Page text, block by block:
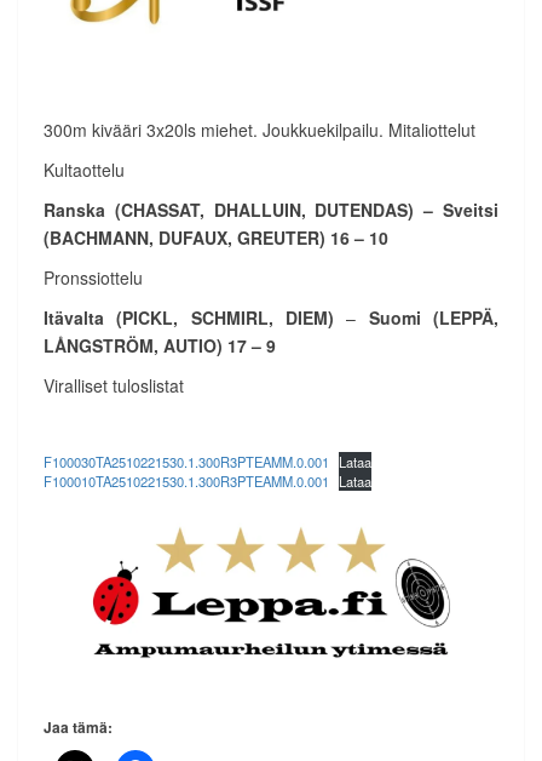
300m kivääri 3x20ls miehet. Joukkuekilpailu. Mitaliottelut
Kultaottelu
Ranska (CHASSAT, DHALLUIN, DUTENDAS) – Sveitsi
(BACHMANN, DUFAUX, GREUTER) 16 – 10
Pronssiottelu
Itävalta (PICKL, SCHMIRL, DIEM)– Suomi (LEPPÄ,
LÅNGSTRÖM, AUTIO) 17 – 9
Viralliset tuloslistat
F100030TA2510221530.1.300R3PTEAMM.0.001
Lataa
F100010TA2510221530.1.300R3PTEAMM.0.001
Lataa
Jaa tämä: